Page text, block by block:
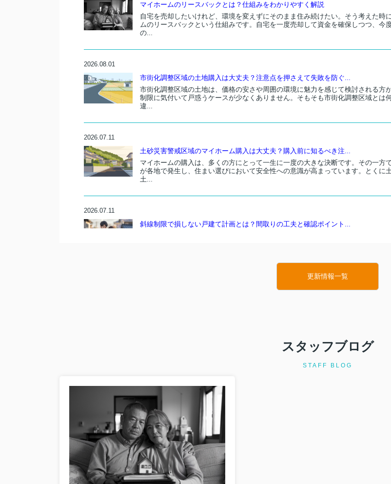
マイホームのリースバックとは？仕組みをわかりやすく解説
自宅を売却したいけれど、環境を変えずにそのまま住み続けたい。そう考えた時
ムのリースバックという仕組みです。自宅を一度売却して資金を確保しつつ、今
の...
2026.08.01
市街化調整区域の土地購入は大丈夫？注意点を押さえて失敗を防ぐ...
市街化調整区域の土地は、価格の安さや周囲の環境に魅力を感じて検討される方
制限に気付いて戸惑うケースが少なくありません。そもそも市街化調整区域とは
違...
2026.07.11
土砂災害警戒区域のマイホーム購入は大丈夫？購入前に知るべき注...
マイホームの購入は、多くの方にとって一生に一度の大きな決断です。その一方
が各地で発生し、住まい選びにおいて安全性への意識が高まっています。とくに
土...
2026.07.11
斜線制限で損しない戸建て計画とは？間取りの工夫と確認ポイント...
更新情報一覧
スタッフブログ
STAFF BLOG